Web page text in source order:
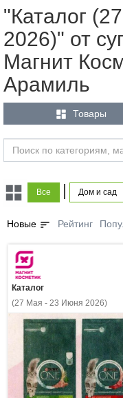
"Каталог
2026)" от
Магнит
Арамиль
 Товары
Все | Дом и сад
Новые sort Рейтинг
Каталог
(27 Мая - 23 Июня 2026)